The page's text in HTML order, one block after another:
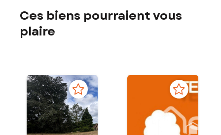
Ces biens pourraient vous
plaire